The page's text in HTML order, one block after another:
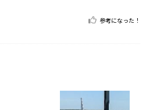
参考になった！